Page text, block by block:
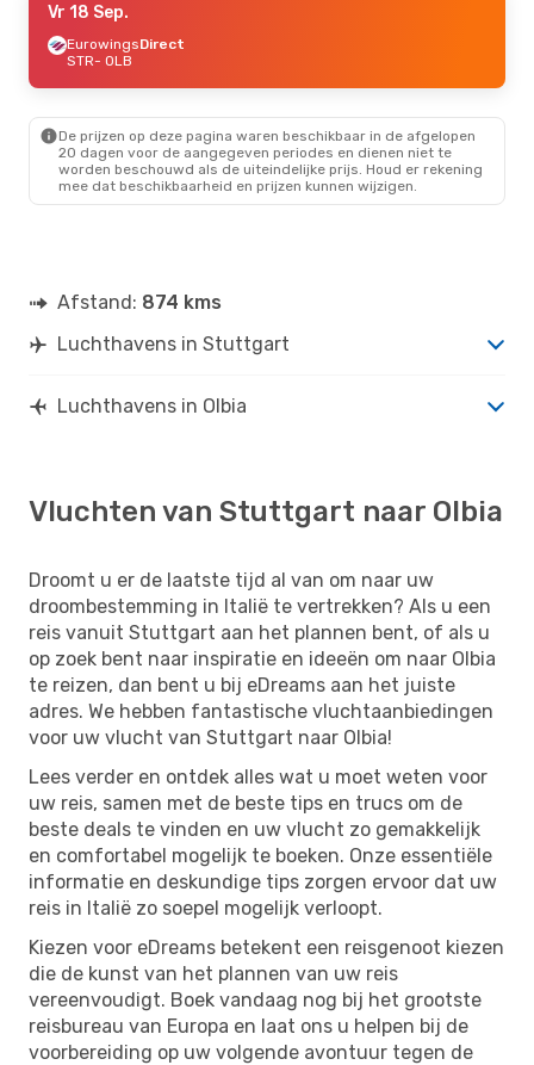
Vr 18 Sep.
EurowingsDirect
STR- OLB
OLB- STR
Za 22 Aug.- Za 29 Aug.
EurowingsDirect
Vr 18 Sep.
EurowingsDirect
STR- OLB
De prijzen op deze pagina waren beschikbaar in de afgelopen
20 dagen voor de aangegeven periodes en dienen niet te
worden beschouwd als de uiteindelijke prijs. Houd er rekening
mee dat beschikbaarheid en prijzen kunnen wijzigen.
Afstand: 874 kms
Luchthavens in Stuttgart
Luchthavens in Olbia
Vluchten van Stuttgart naar Olbia
Droomt u er de laatste tijd al van om naar uw
droombestemming in Italië te vertrekken? Als u een
reis vanuit Stuttgart aan het plannen bent, of als u
op zoek bent naar inspiratie en ideeën om naar Olbia
te reizen, dan bent u bij eDreams aan het juiste
adres. We hebben fantastische vluchtaanbiedingen
voor uw vlucht van Stuttgart naar Olbia!
Lees verder en ontdek alles wat u moet weten voor
uw reis, samen met de beste tips en trucs om de
beste deals te vinden en uw vlucht zo gemakkelijk
en comfortabel mogelijk te boeken. Onze essentiële
informatie en deskundige tips zorgen ervoor dat uw
reis in Italië zo soepel mogelijk verloopt.
Kiezen voor eDreams betekent een reisgenoot kiezen
die de kunst van het plannen van uw reis
vereenvoudigt. Boek vandaag nog bij het grootste
reisbureau van Europa en laat ons u helpen bij de
voorbereiding op uw volgende avontuur tegen de